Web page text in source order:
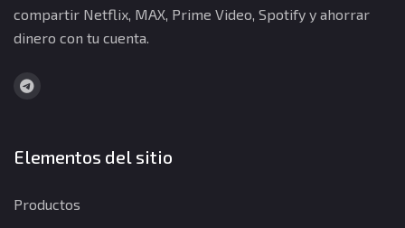
compartir Netflix, MAX, Prime Video, Spotify y ahorrar
dinero con tu cuenta.
Elementos del sitio
Productos